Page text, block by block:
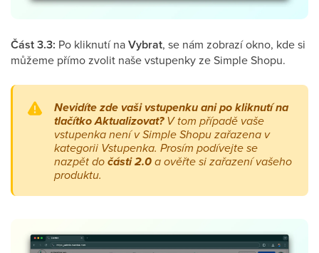
Část 3.3: Po kliknutí naVybrat, se nám zobrazí okno, kde si
můžeme přímo zvolit naše vstupenky ze Simple Shopu.
Nevidíte zde vaši vstupenku ani po kliknutí na
tlačítko Aktualizovat?V tom případě vaše
vstupenka není v Simple Shopu zařazena v
kategorii Vstupenka. Prosím podívejte se
nazpět dočásti 2.0a ověřte si zařazení vašeho
produktu.